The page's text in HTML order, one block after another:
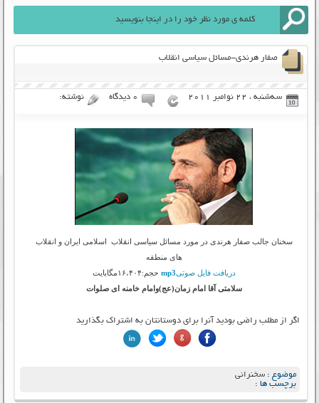
صفار هرندی-مسائل سیاسی انقلاب
سه‌شنبه ، 22 نوامبر 2011 ۰ دیدگاه نوشته:
سخنان جالب صفار هرندی در مورد مسائل سیاسی انقلاب اسلامی ایران و انقلاب
های منطقه
دریافت فایل صوتیmp3 حجم:۱۶،۴۰۴مگابایت
سلامتی آقا امام زمان(عج)وامام خامنه ای صلوات
اگر از مطلب راضی بودید آنرا برای دوستانتان به اشتراک بگذارید
موضوع :سخنرانی
برچسب ها :